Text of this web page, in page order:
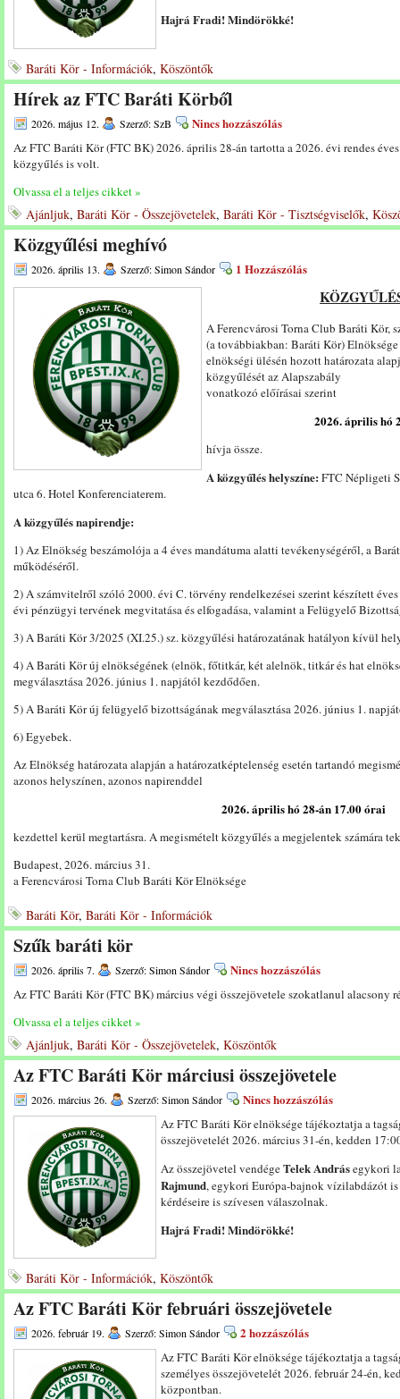
Hajrá Fradi! Mindörökké!
Baráti Kör - Információk, Köszöntők
Hírek az FTC Baráti Körből
2026. május 12. Szerző: SzB Nincs hozzászólás
Az FTC Baráti Kör (FTC BK) 2026. április 28-án tartotta a 2026. évi rendes
közgyűlés is volt.
Olvassa el a teljes cikket »
Ajánljuk, Baráti Kör - Összejövetelek, Baráti Kör - Tisztségviselők,
Közgyűlési meghívó
2026. április 13. Szerző: Simon Sándor 1 Hozzászólás
A Ferencvárosi Torna Club Baráti Kör,
(a továbbiakban: Baráti Kör)
elnökségi ülésén hozott határozata
közgyűlését az Alapszabály
vonatkozó előírásai szerint
2026. április hó
hívja össze.
A közgyűlés helyszíne: FTC Népligeti
utca 6. Hotel Konferenciaterem.
A közgyűlés napirendje:
1) Az Elnökség beszámolója a 4 éves mandátuma alatti tevékenységéről, a
működéséről.
2) A számvitelről szóló 2000. évi C. törvény rendelkezései szerint készített
évi pénzügyi tervének megvitatása és elfogadása, valamint a Felügyelő
3) A Baráti Kör 3/2025 (XI.25.) sz. közgyűlési határozatának hatályon kívül
4) A Baráti Kör új elnökségének (elnök, főtitkár, két alelnök, titkár és hat
megválasztása 2026. június 1. napjától kezdődően.
5) A Baráti Kör új felügyelő bizottságának megválasztása 2026. június 1.
6) Egyebek.
Az Elnökség határozata alapján a határozatképtelenség esetén tartandó
azonos helyszínen, azonos napirenddel
2026. április hó 28-án 17.00órai
kezdettel kerül megtartásra. A megismételt közgyűlés a megjelentek számára
Budapest, 2026. március 31.
a Ferencvárosi Torna Club Baráti Kör Elnöksége
Baráti Kör, Baráti Kör - Információk
Szűk baráti kör
2026. április 7. Szerző: Simon Sándor Nincs hozzászólás
Az FTC Baráti Kör (FTC BK) március végi összejövetele szokatlanul alacsony
Olvassa el a teljes cikket »
Ajánljuk, Baráti Kör - Összejövetelek, Köszöntők
Az FTC Baráti Kör márciusi összejövetele
2026. március 26. Szerző: Simon Sándor Nincs hozzászólás
Az FTC Baráti Kör elnöksége tájékoztatja a
összejövetelét 2026. március 31-én, kedden
Az összejövetel vendégeTelek Andrásegykori
Rajmund, egykori Európa-bajnok vízilabdázót
kérdéseire is szívesen válaszolnak.
Hajrá Fradi! Mindörökké!
Baráti Kör - Információk, Köszöntők
Az FTC Baráti Kör februári összejövetele
2026. február 19. Szerző: Simon Sándor 2 hozzászólás
Az FTC Baráti Kör elnöksége tájékoztatja a
személyes összejövetelét 2026. február 24-én,
központban.